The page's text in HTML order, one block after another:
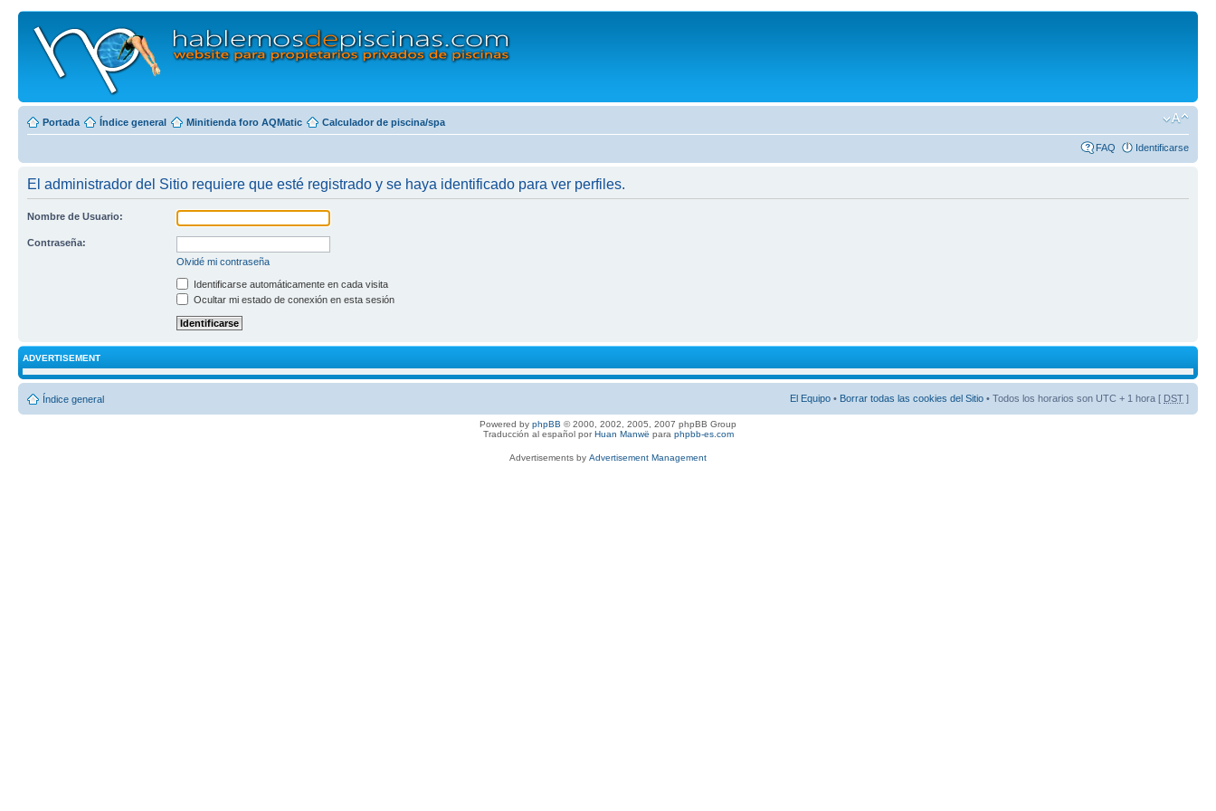
Portada Índice general Minitienda foro AQMatic Calculador de piscina/spa
FAQ Identificarse
El administrador del Sitio requiere que esté registrado y se haya identificado para ver perfiles.
Nombre de Usuario:
Contraseña:
Olvidé mi contraseña
Identificarse automáticamente en cada visita
Ocultar mi estado de conexión en esta sesión
ADVERTISEMENT
Índice general El Equipo • Borrar todas las cookies del Sitio • Todos los horarios son UTC + 1 hora [ DST ]
Powered by phpBB © 2000, 2002, 2005, 2007 phpBB Group
Traducción al español porHuan Manwë para phpbb-es.com
Advertisements by Advertisement Management